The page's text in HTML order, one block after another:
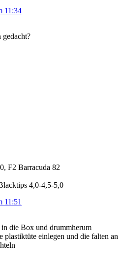
11:34
gedacht?
F2 Barracuda 82
4,0-4,5-5,0
11:51
die Box und drummherum
plastiktüte einlegen und die falten an